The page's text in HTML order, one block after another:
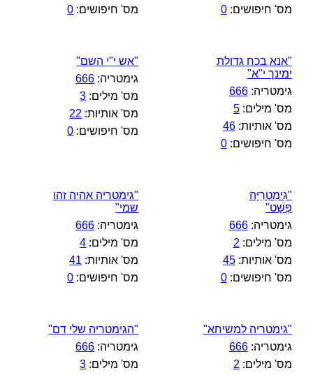
מס' חיפושים:0
מס' חיפושים: 0
"אנא בכח גדולת
ימינך י"א"
גימטריה:666
מס' מילים:5
מס' אותיות:46
מס' חיפושים:0
"אש י"י השם"
גימטריה: 666
מס' מילים: 3
מס' אותיות: 22
מס' חיפושים: 0
"גִימַטְרִיָּה
פְּשָׁט"
גימטריה:666
מס' מילים: 2
מס' אותיות:45
מס' חיפושים:0
"גימטריה אהיה זהו
שמי"
גימטריה: 666
מס' מילים: 4
מס' אותיות: 41
מס' חיפושים: 0
"גימטריה למשיחא"
גימטריה:666
מס' מילים: 2
"הגימטריה שלי דם"
גימטריה: 666
מס' מילים: 3